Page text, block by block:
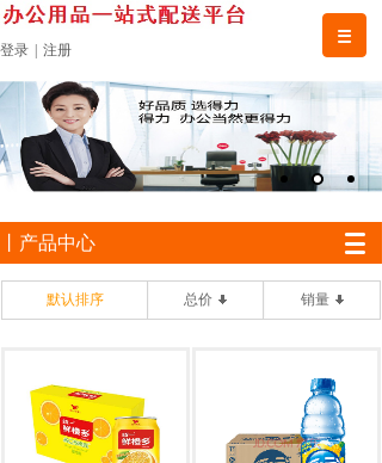
登录 注册
丨产品中心
默认排序 总价 销量